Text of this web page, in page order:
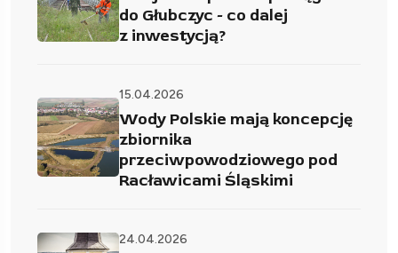
do Głubczyc - co dalej
z inwestycją?
15.04.2026
Wody Polskie mają koncepcję
zbiornika
przeciwpowodziowego pod
Racławicami Śląskimi
24.04.2026